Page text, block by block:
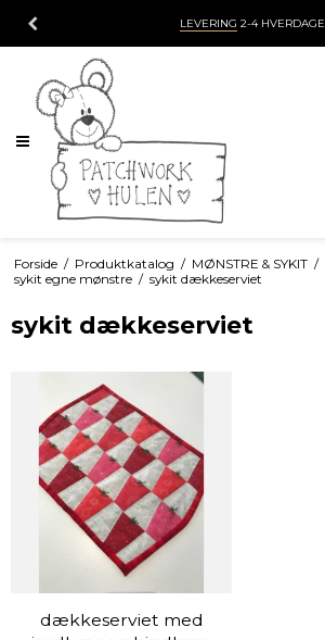
LEVERING 2-4 HVERDAGE
Forside / Produktkatalog / MØNSTRE & SYKIT /
sykit egne mønstre / sykit dækkeserviet
sykit dækkeserviet
dækkeserviet med